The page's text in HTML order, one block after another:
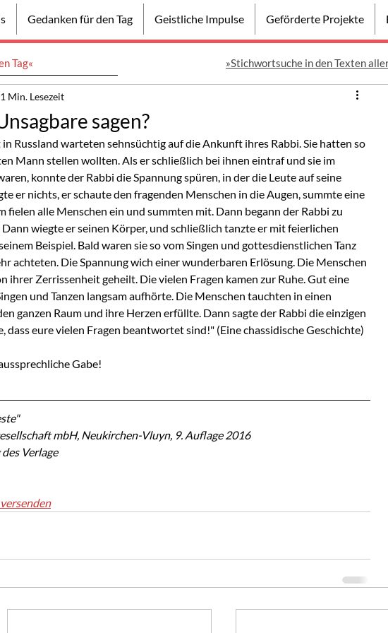
Gedanken für den Tag Geistliche Impulse Geförderte Projekte
Tag«
sagen?
1 Min. Lesezeit
Russland warteten sehnsüchtig auf die Ankunft ihres Rabbi. Sie hatten so
Mann stellen wollten. Als er schließlich bei ihnen eintraf und sie im
konnte der Rabbi die Spannung spüren, in der die Leute auf seine
er nichts, er schaute den fragenden Menschen in die Augen, summte eine
fielen alle Menschen ein und summten mit. Dann begann der Rabbi zu
wiegte er seinen Körper, und schließlich tanzte er mit feierlichen
Beispiel. Bald waren sie so vom Singen und gottesdienstlichen Tanz
achteten. Die Spannung wich einer wunderbaren Erlösung. Die Menschen
ihrer Zerrissenheit geheilt. Die vielen Fragen kamen zur Ruhe. Gut eine
und Tanzen langsam aufhörte. Die Menschen tauchten in einen
ganzen Raum und ihre Herzen erfüllte. Dann sagte der Rabbi die einzigen
dass eure vielen Fragen beantwortet sind!" (Eine chassidische Geschichte)
Gabe!
mbH, Neukirchen-Vluyn, 9. Auflage 2016
Verlage
»Stichwortsuche in den Texten